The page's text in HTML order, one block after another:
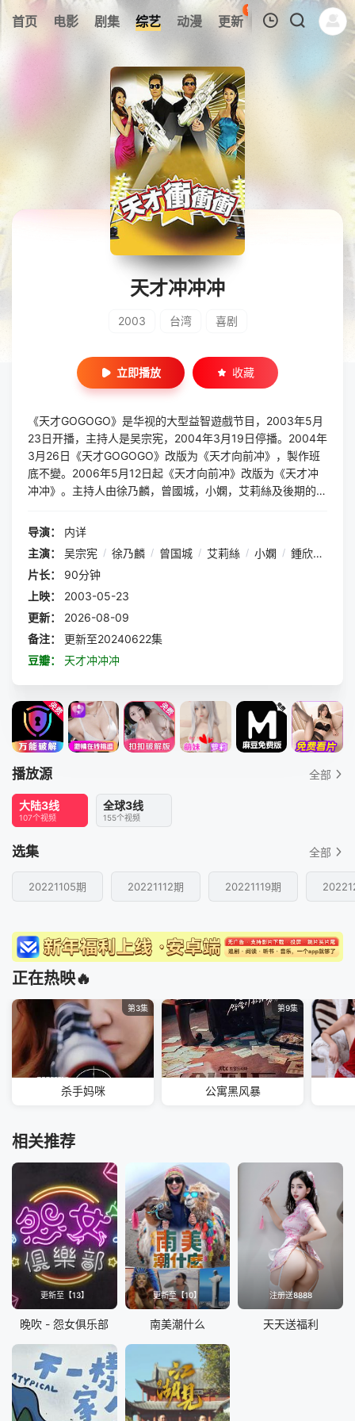
首页 电影 剧集 综艺 动漫 更新
96
热榜 APP
暂无观看影片的记录
天才冲冲冲
2003 台湾 喜剧
立即播放 收藏
《天才GOGOGO》是华视的大型益智遊戲节目，2003年5月
23日开播，主持人是吴宗宪，2004年3月19日停播。2004年
3月26日《天才GOGOGO》改版为《天才向前冲》，製作班
底不變。2006年5月12日起《天才向前冲》改版为《天才冲
冲冲》。主持人由徐乃麟，曾國城，小嫻，艾莉絲及後期的鐘
ee（刘璟莹）和張文綺擔任。
导演：
内详
主演：
吴宗宪 / 徐乃麟 / 曾国城 / 艾莉絲 / 小嫻 / 鍾欣怡
片长：
90分钟
上映：
2003-05-23
更新：
2026-08-09
备注：
更新至20240622集
豆瓣：
天才冲冲冲
播放源 全部
大陆3线
107个视频
全球3线
155个视频
选集 全部
20221105期 20221112期 20221119期
正在热映🔥
第3集
杀手妈咪
第9集
公寓黑风暴
相关推荐
更新至【13】
晚吹 - 怨女俱乐部
更新至【10】
南美潮什么
注册送8888
天天送福利